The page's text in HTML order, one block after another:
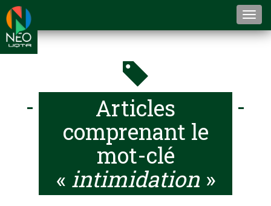
Articles
comprenant le
mot-clé
« intimidation »